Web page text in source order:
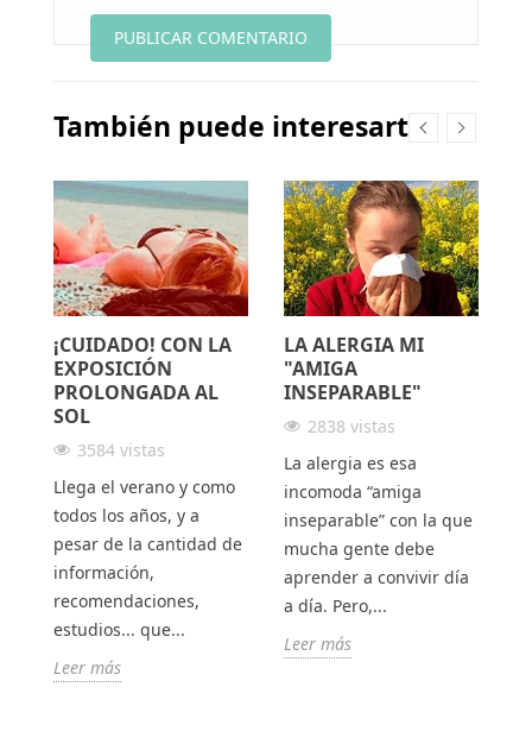
También puede interesarte
¡CUIDADO! CON LA
EXPOSICIÓN
PROLONGADA AL
SOL
3584 vistas
Llega el verano y como
todos los años, y a
pesar de la cantidad de
información,
recomendaciones,
estudios... que...
Leer más
LA ALERGIA MI
"AMIGA
INSEPARABLE"
2838 vistas
La alergia es esa
incomoda “amiga
inseparable” con la que
mucha gente debe
aprender a convivir día
a día. Pero,...
Leer más